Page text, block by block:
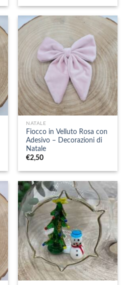
NATALE
Fiocco in Velluto Rosa con
Adesivo – Decorazioni di
Natale
€2,50